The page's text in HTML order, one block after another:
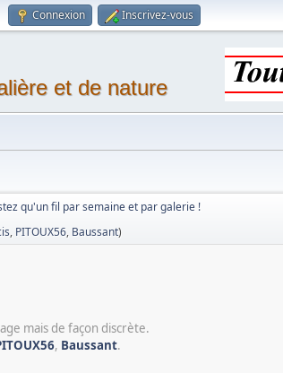
Connexion Inscrivez-vous
et de nature
qu'un fil par semaine et par galerie !
, PITOUX56, Baussant)
mais de façon discrète.
, Baussant.